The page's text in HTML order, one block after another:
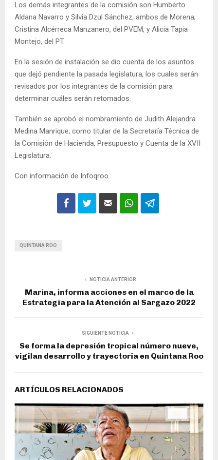
Los demás integrantes de la comisión son Humberto
Aldana Navarro y Silvia Dzul Sánchez, ambos de Morena;
Cristina Alcérreca Manzanero, del PVEM, y Alicia Tapia
Montejo, del PT.
En la sesión de instalación se dio cuenta de los asuntos
que dejó pendiente la pasada legislatura, los cuales serán
revisados por los integrantes de la comisión para
determinar cuáles serán retomados.
También se aprobó el nombramiento de Judith Alejandra
Medina Manrique, como titular de la Secretaría Técnica de
la Comisión de Hacienda, Presupuesto y Cuenta de la XVII
Legislatura.
Con información de Infoqroo.
QUINTANA ROO
NOTICIA ANTERIOR
Marina, informa acciones en el marco de la
Estrategia para la Atención al Sargazo 2022
SIGUIENTE NOTICIA
Se forma la depresión tropical número nueve,
vigilan desarrollo y trayectoria en Quintana Roo
ARTÍCULOS RELACIONADOS